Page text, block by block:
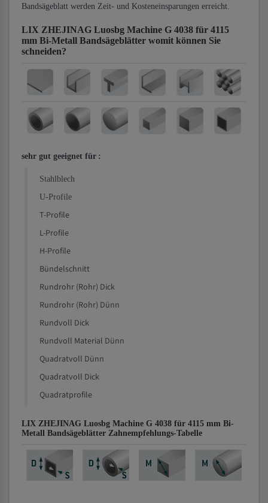
Bandsägeblatt werden Zeit- und Kosteneinsparungen erreicht.
LIX ZHEJINAG Luosbg Machine G 4038 für 4115
mm Bi-Metall Bandsägeblätter womit können Sie
schneiden?
sehr gut geeignet für :
Stahlblech
U-Profile
T-Profile
L-Profile
H-Profile
Bündelschnitt
Rundrohr (Rohr) Dick
Rundrohr (Rohr) Dünn
Rundvoll Dick
Rundvoll Material Dünn
Quadratvoll Dünn
Quadratvoll Dick
Quadratprofile
LIX ZHEJINAG Luosbg Machine G 4038 für 4115 mm Bi-
Metall Bandsägeblätter Zahnempfehlungs-Tabelle